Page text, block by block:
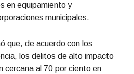
en equipamiento y
municipales.
que, de acuerdo con los
los delitos de alto impacto
cercana al 70 por ciento en